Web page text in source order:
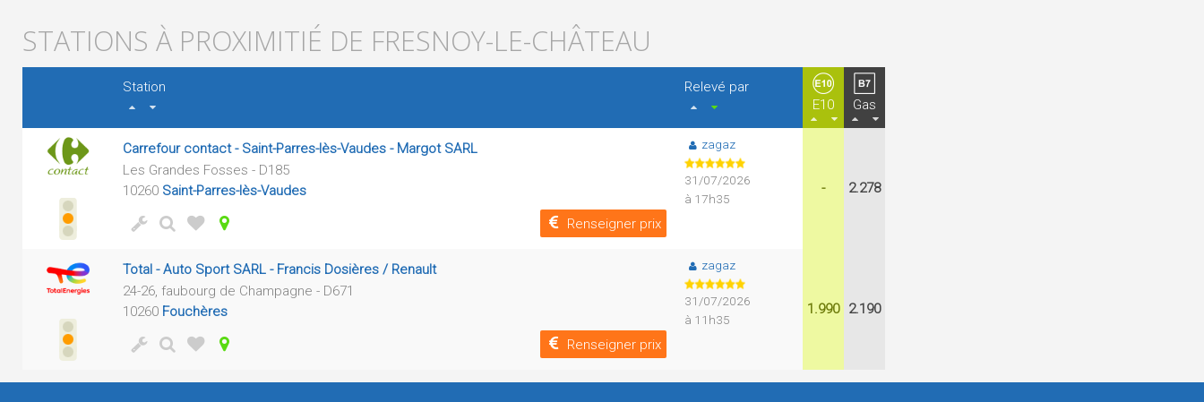
STATIONS À PROXIMITIÉ DE FRESNOY-LE-CHÂTEAU
Station
Relevé par
E10
Gas
Carrefour contact - Saint-Parres-lès-Vaudes - Margot SARL
Les Grandes Fosses - D185
10260 Saint-Parres-lès-Vaudes
Renseigner prix
zagaz
31/07/2026
à 17h35
- 2.278
Total - Auto Sport SARL - Francis Dosières / Renault
24-26, faubourg de Champagne - D671
10260 Fouchères
Renseigner prix
zagaz
31/07/2026
à 11h35
1.990 2.190